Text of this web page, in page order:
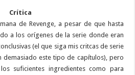
Crítica
de Revenge, a pesar de que hasta
a los orígenes de la serie donde eran
(el que siga mis critcas de serie
demasiado este tipo de capítulos), pero
suficientes ingredientes como para